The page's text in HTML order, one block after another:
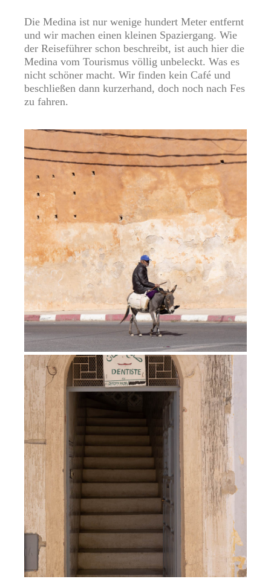
Die Medina ist nur wenige hundert Meter entfernt
und wir machen einen kleinen Spaziergang. Wie
der Reiseführer schon beschreibt, ist auch hier die
Medina vom Tourismus völlig unbeleckt. Was es
nicht schöner macht. Wir finden kein Café und
beschließen dann kurzerhand, doch noch nach Fes
zu fahren.